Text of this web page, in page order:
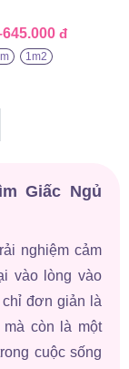
645.000 đ
1m2
Giấc Ngủ
nghiệm cảm
vào lòng vào
đơn giản là
còn là một
cuộc sống